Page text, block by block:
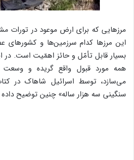
مرزهایی که برای ارض موعود در تورات
این مرزها کدام سرزمین‌ها و کشور‌های
بسیار قابل تأمّل و حائز اهمّیت است. در
همه مورد قبول واقع گریده و
می‌سازد، توسط اسرائیل شاهاک در
سنگینی سه هزار ساله» چنین توضیح